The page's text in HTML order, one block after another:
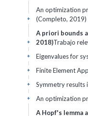
An optimization
(Completo, 2019)
+
A priori bounds
2018)Trabajo
+
Eigenvalues for
+
Finite Element
+
Symmetry results
+
An optimization
+
A Hopf's lemma